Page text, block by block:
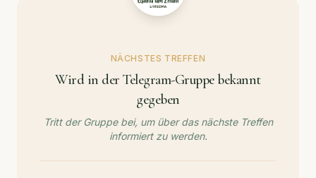
NÄCHSTES TREFFEN
Wird in der Telegram-Gruppe bekannt
gegeben
Tritt der Gruppe bei, um über das nächste Treffen
informiert zu werden.